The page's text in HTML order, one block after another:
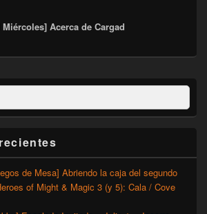
Acerca de Cargad
de Mesa] Abriendo la caja del segundo
of Might & Magic 3 (y 5): Cala / Cove